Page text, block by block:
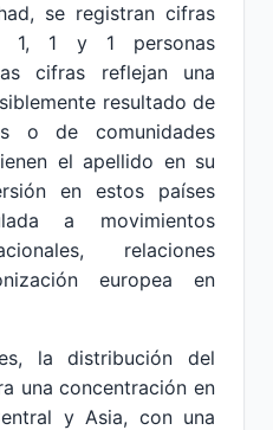
se registran cifras
1, 1 y 1 personas
cifras reflejan una
resultado de
o de comunidades
el apellido en su
en estos países
a movimientos
relaciones
europea en
la distribución del
una concentración en
y Asia, con una